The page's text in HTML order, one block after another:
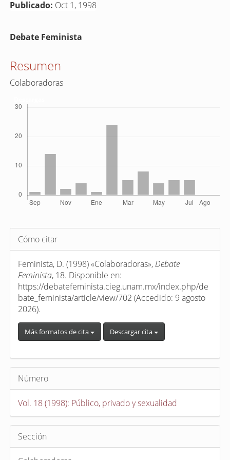
Publicado: Oct 1, 1998
Contenido
del
artículo
Debate Feminista
Resumen
Colaboradoras
Detalles
del
artículo
Cómo citar
Feminista, D. (1998) «Colaboradoras», Debate
Feminista, 18. Disponible en:
https://debatefeminista.cieg.unam.mx/index.php/de
bate_feminista/article/view/702 (Accedido: 9 agosto
2026).
Más formatos de cita Descargar cita
Número
Vol. 18 (1998): Público, privado y sexualidad
Sección